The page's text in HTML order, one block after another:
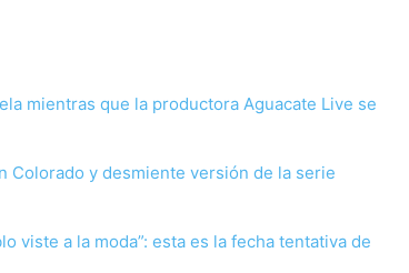
mientras que la productora Aguacate Live se
Colorado y desmiente versión de la serie
viste a la moda”: esta es la fecha tentativa de